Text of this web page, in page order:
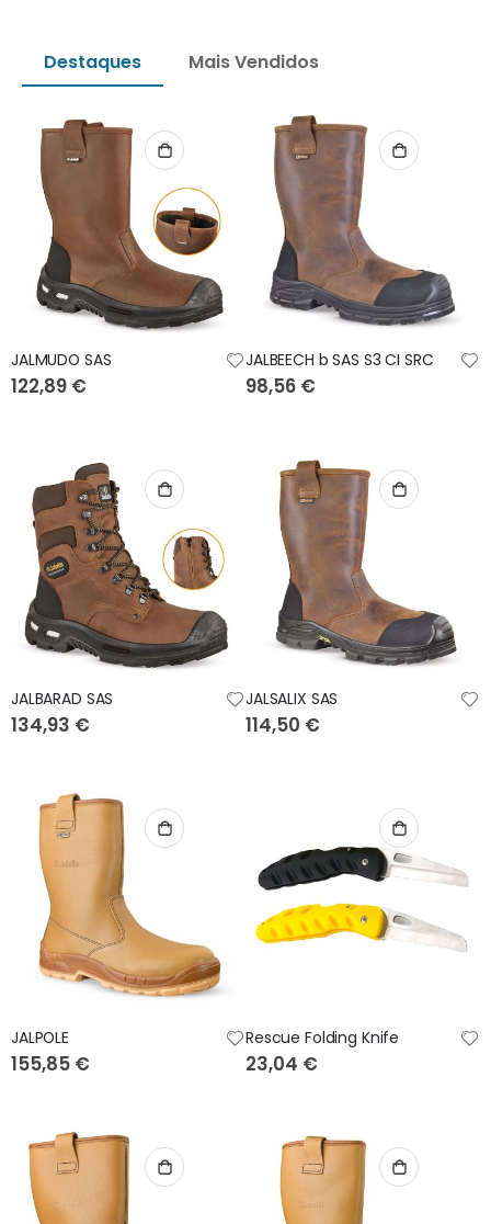
Destaques Mais Vendidos
JALMUDO SAS
122,89 €
JALBEECH b SAS S3 CI SRC
98,56 €
JALBARAD SAS
134,93 €
JALSALIX SAS
114,50 €
JALPOLE
155,85 €
Rescue Folding Knife
23,04 €